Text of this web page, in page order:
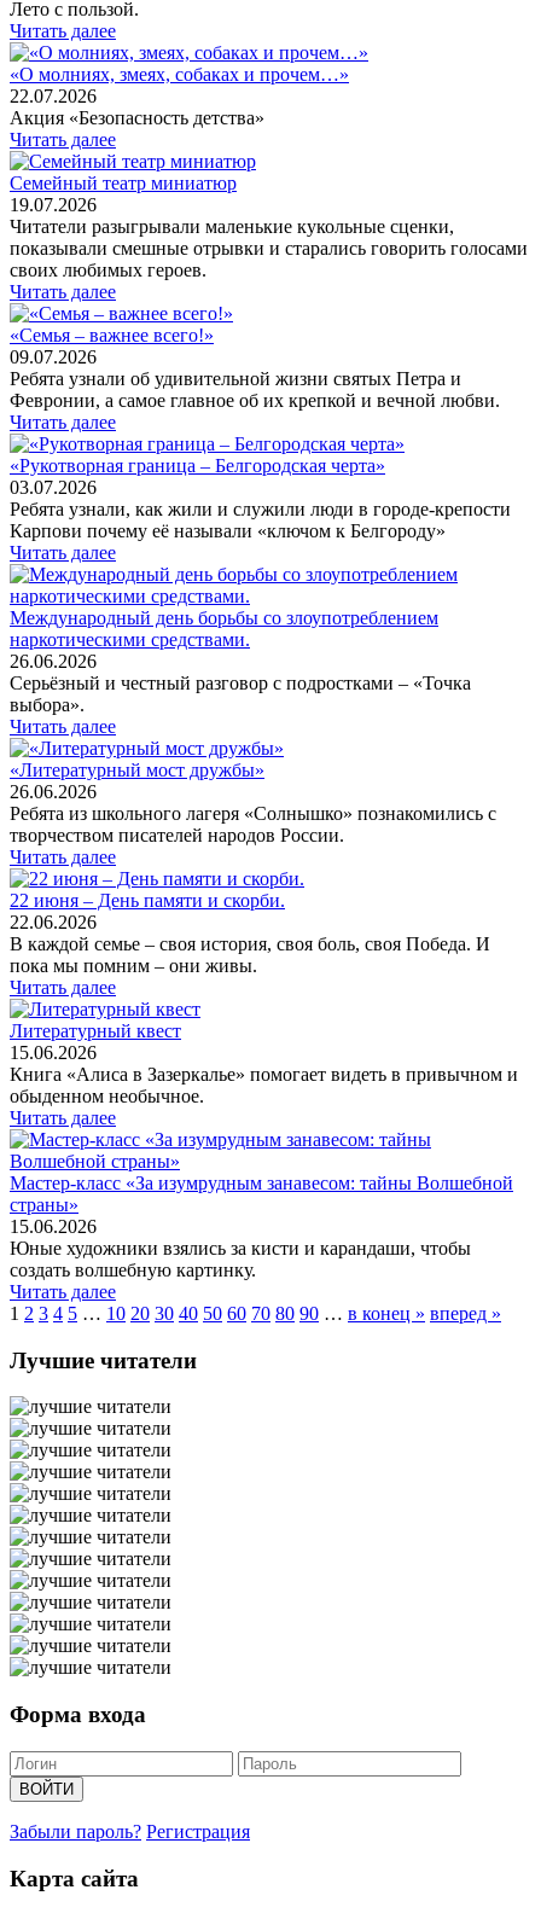
Лето с пользой.
Читать далее
«О молниях, змеях, собаках и прочем…»
22.07.2026
Акция «Безопасность детства»
Читать далее
Семейный театр миниатюр
19.07.2026
Читатели разыгрывали маленькие кукольные сценки,
показывали смешные отрывки и старались говорить голосами
своих любимых героев.
Читать далее
«Семья – важнее всего!»
09.07.2026
Ребята узнали об удивительной жизни святых Петра и
Февронии, а самое главное об их крепкой и вечной любви.
Читать далее
«Рукотворная граница – Белгородская черта»
03.07.2026
Ребята узнали, как жили и служили люди в городе-крепости
Карпови почему её называли «ключом к Белгороду»
Читать далее
Международный день борьбы со злоупотреблением
наркотическими средствами.
26.06.2026
Серьёзный и честный разговор с подростками – «Точка
выбора».
Читать далее
«Литературный мост дружбы»
26.06.2026
Ребята из школьного лагеря «Солнышко» познакомились с
творчеством писателей народов России.
Читать далее
22 июня – День памяти и скорби.
22.06.2026
В каждой семье – своя история, своя боль, своя Победа. И
пока мы помним – они живы.
Читать далее
Литературный квест
15.06.2026
Книга «Алиса в Зазеркалье» помогает видеть в привычном и
обыденном необычное.
Читать далее
Мастер-класс «За изумрудным занавесом: тайны Волшебной
страны»
15.06.2026
Юные художники взялись за кисти и карандаши, чтобы
создать волшебную картинку.
Читать далее
1 2 3 4 5 … 10 20 30 40 50 60 70 80 90 … в конец » вперед »
Лучшие читатели
Форма входа
Забыли пароль? Регистрация
Карта сайта